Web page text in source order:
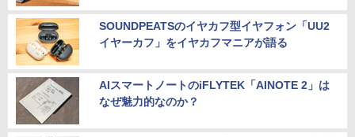
SOUNDPEATSのイヤカフ型イヤフォン「UU2
イヤーカフ」をイヤカフマニアが語る
AIスマートノートのiFLYTEK「AINOTE 2」は
なぜ魅力的なのか？